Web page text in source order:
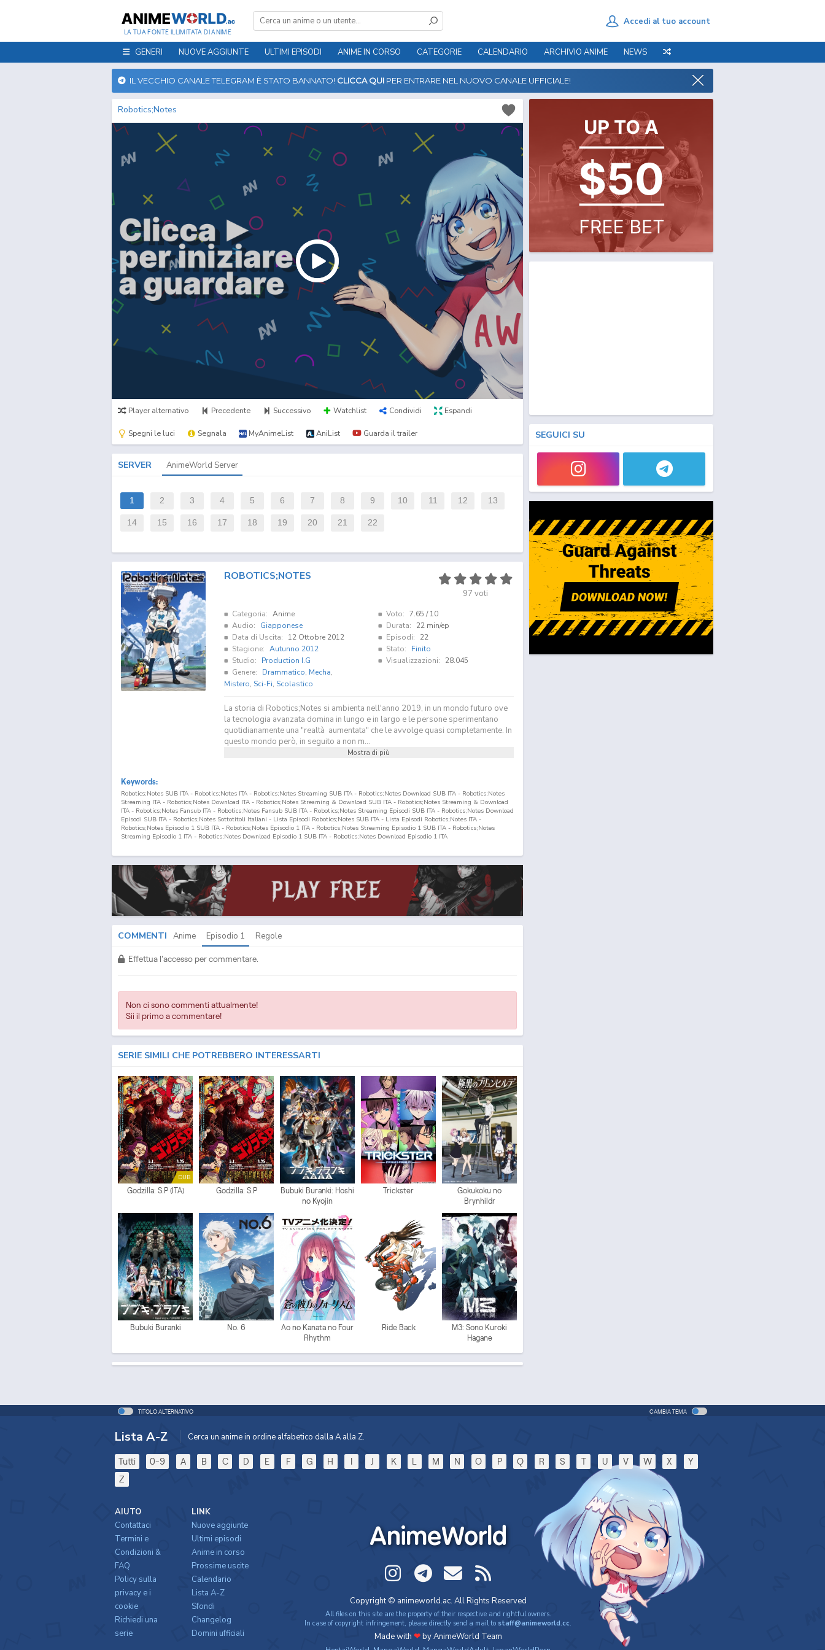
LA TUA FONTE ILLIMITATA DI ANIME
Accedi al tuo account
GENERI NUOVE AGGIUNTE ULTIMI EPISODI ANIME IN CORSO CATEGORIE CALENDARIO ARCHIVIO ANIME NEWS
IL VECCHIO CANALE TELEGRAM È STATO BANNATO! CLICCA QUI PER ENTRARE NEL NUOVO CANALE UFFICIALE!
Robotics;Notes
Player alternativo Precedente Successivo Watchlist Condividi Espandi
Spegni le luci Segnala MyAnimeList AniList Guarda il trailer
SERVER AnimeWorld Server
1 2 3 4 5 6 7 8 9 10 11 12 13
14 15 16 17 18 19 20 21 22
ROBOTICS;NOTES
97 voti
Categoria: Anime
Audio:
Giapponese
Data di Uscita:
12 Ottobre 2012
Stagione: Autunno 2012
Studio:
Production I.G
Genere:
Drammatico, Mecha,
Mistero, Sci-Fi, Scolastico
Voto: 7.65 / 10
Durata:
22 min/ep
Episodi:
22
Stato:
Finito
Visualizzazioni:
28.045
La storia di Robotics;Notes si ambienta nell'anno 2019, in un mondo futuro ove
la tecnologia avanzata domina in lungo e in largo e le persone sperimentano
quotidianamente una "realtà aumentata" che le avvolge quasi completamente. In
questo mondo però, in seguito a non m...
Mostra di più
Keywords:
Robotics;Notes SUB ITA - Robotics;Notes ITA - Robotics;Notes Streaming SUB ITA - Robotics;Notes Download SUB ITA - Robotics;Notes
Streaming ITA - Robotics;Notes Download ITA - Robotics;Notes Streaming & Download SUB ITA - Robotics;Notes Streaming & Download
ITA - Robotics;Notes Fansub ITA - Robotics;Notes Fansub SUB ITA - Robotics;Notes Streaming Episodi SUB ITA - Robotics;Notes Download
Episodi SUB ITA - Robotics;Notes Sottotitoli Italiani - Lista Episodi Robotics;Notes SUB ITA - Lista Episodi Robotics;Notes ITA -
Robotics;Notes Episodio 1 SUB ITA - Robotics;Notes Episodio 1 ITA - Robotics;Notes Streaming Episodio 1 SUB ITA - Robotics;Notes
Streaming Episodio 1 ITA - Robotics;Notes Download Episodio 1 SUB ITA - Robotics;Notes Download Episodio 1 ITA
COMMENTI Anime Episodio 1 Regole
Effettua l'accesso per commentare.
Non ci sono commenti attualmente!
Sii il primo a commentare!
SERIE SIMILI CHE POTREBBERO INTERESSARTI
DUB
Godzilla: S.P (ITA) Godzilla: S.P
Bubuki Buranki: Hoshi
no Kyojin
Trickster
Gokukoku no
Brynhildr
Bubuki Buranki No. 6
Ao no Kanata no Four
Rhythm
Ride Back
M3: Sono Kuroki
Hagane
SEGUICI SU
TITOLO ALTERNATIVO CAMBIA TEMA
Lista A-Z Cerca un anime in ordine alfabetico dalla A alla Z.
Tutti 0-9 A B C D E F G H I J K L M N O P Q R S T U V W X
Y
Z
AnimeWorld
Copyright © animeworld.ac. All Rights Reserved
All files on this site are the property of their respective and rightful owners.
In case of copyright infringement, please directly send a mail to staff@animeworld.cc.
Made with ❤by AnimeWorld Team
AIUTO
Contattaci
Termini e
Condizioni &
FAQ
Policy sulla
privacy e i
cookie
Richiedi una
serie
LINK
Nuove aggiunte
Ultimi episodi
Anime in corso
Prossime uscite
Calendario
Lista A-Z
Sfondi
Changelog
Domini ufficiali